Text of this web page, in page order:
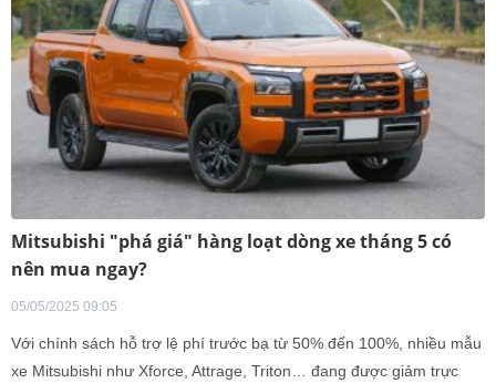
Mitsubishi "phá giá" hàng loạt dòng xe tháng 5 có
nên mua ngay?
05/05/2025 09:05
Với chính sách hỗ trợ lệ phí trước bạ từ 50% đến 100%, nhiều mẫu
xe Mitsubishi như Xforce, Attrage, Triton… đang được giảm trực